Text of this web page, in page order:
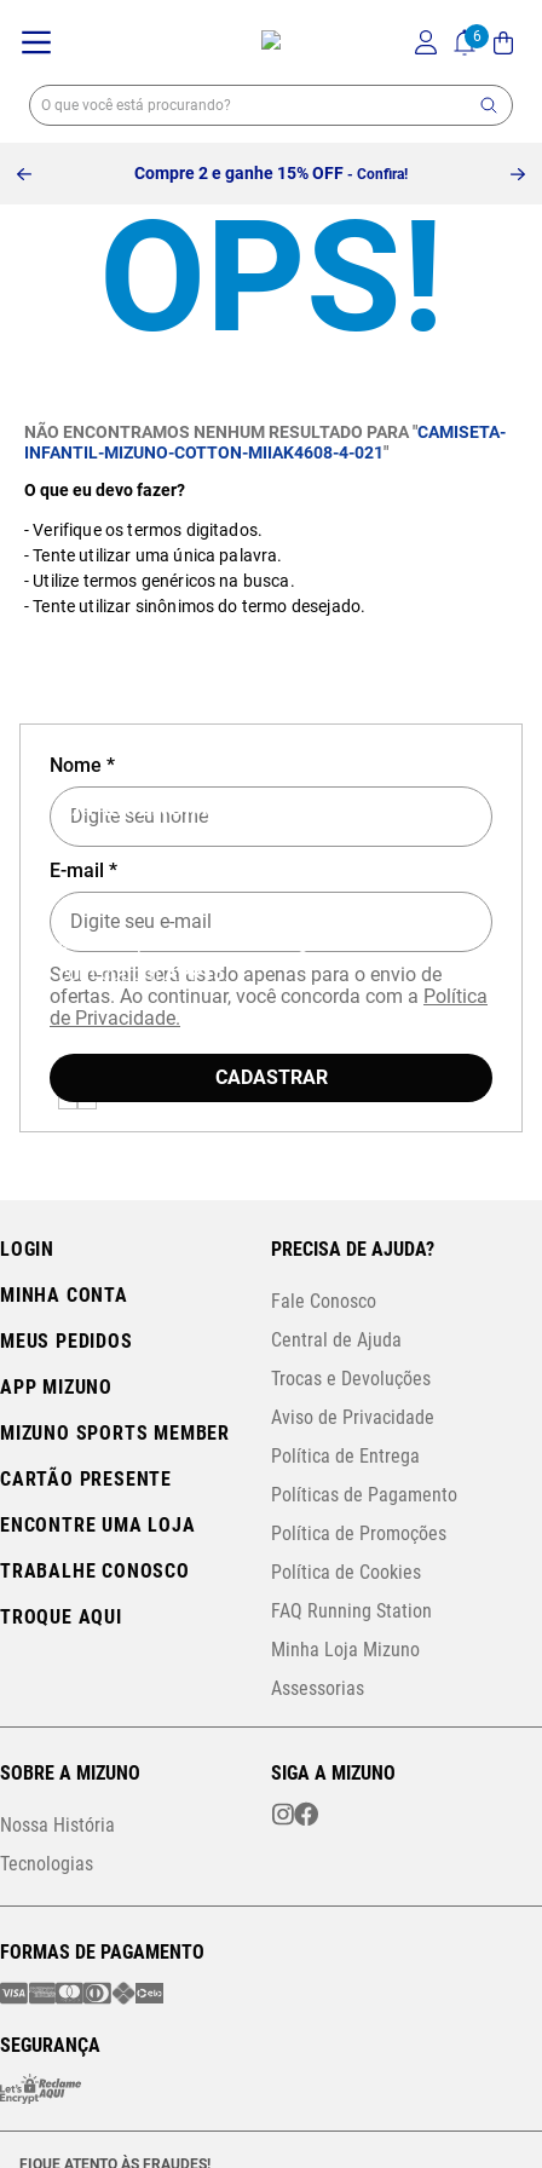
Compre 2 e ganhe 15% OFF - Confira!
NÃO ENCONTRAMOS NENHUM RESULTADO PARA "CAMISETA-
INFANTIL-MIZUNO-COTTON-MIIAK4608-4-021"
O que eu devo fazer?
Verifique os termos digitados.
Tente utilizar uma única palavra.
Utilize termos genéricos na busca.
Tente utilizar sinônimos do termo desejado.
EXPERIÊNCIA MIZUNO NO APP
Baixe o aplicativo Mizuno e garanta
com cupomAPP15.
Nome *
E-mail *
Seu e-mail será usado apenas para o envio de
ofertas. Ao continuar, você concorda com a Política
de Privacidade.
CADASTRAR
LOGIN
MINHA CONTA
MEUS PEDIDOS
APP MIZUNO
MIZUNO SPORTS MEMBER
CARTÃO PRESENTE
ENCONTRE UMA LOJA
TRABALHE CONOSCO
TROQUE AQUI
PRECISA DE AJUDA?
Fale Conosco
Central de Ajuda
Trocas e Devoluções
Aviso de Privacidade
Política de Entrega
Políticas de Pagamento
Política de Promoções
Política de Cookies
FAQ Running Station
Minha Loja Mizuno
Assessorias
SOBRE A MIZUNO
Nossa História
Tecnologias
SIGA A MIZUNO
FORMAS DE PAGAMENTO
SEGURANÇA
FIQUE ATENTO ÀS FRAUDES!